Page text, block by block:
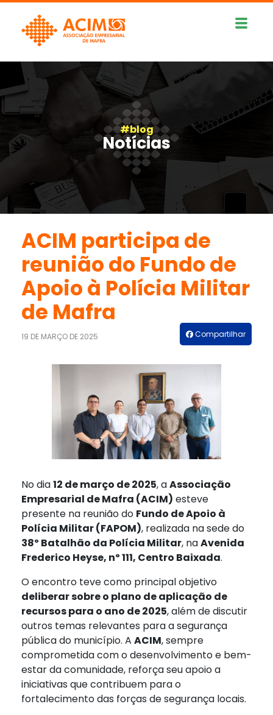
#blog
Notícias
ACIM participa de
reunião do Fundo de
Apoio à Polícia Militar
de Mafra
19 DE MARÇO DE 2025 Compartilhar
No dia12 de março de 2025, aAssociação
Empresarial de Mafra (ACIM) esteve
presente na reunião do Fundo de Apoio à
Polícia Militar (FAPOM), realizada na sede do
38º Batalhão da Polícia Militar, naAvenida
Frederico Heyse, nº 111, Centro Baixada.
O encontro teve como principal objetivo
deliberar sobre o plano de aplicação de
recursos para o ano de 2025, além de discutir
outros temas relevantes para a segurança
pública do município. A ACIM, sempre
comprometida com o desenvolvimento e bem-
estar da comunidade, reforça seu apoio a
iniciativas que contribuem para o
fortalecimento das forças de segurança locais.